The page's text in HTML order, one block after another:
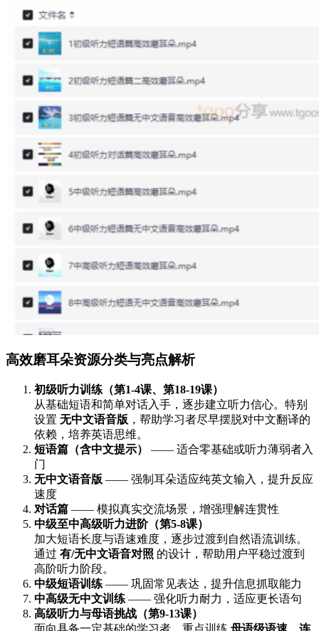
高效磨耳朵资源分类与亮点解析
初级听力训练（第1-4课、第18-19课）
从基础短语和简单对话入手，逐步建立听力信心。特别
设置 无中文语音版 ，帮助学习者尽早摆脱对中文翻译的
依赖，培养英语思维。
短语篇（含中文提示）
—— 适合零基础或听力薄弱者入
门
无中文语音版 —— 强制耳朵适应纯英文输入，提升反应
速度
对话篇 —— 模拟真实交流场景，增强理解连贯性
中级至中高级听力进阶（第5-8课）
加大短语长度与语速难度，逐步过渡到自然语流训练。
通过 有/无中文语音对照 的设计，帮助用户平稳过渡到
高阶听力阶段。
中级短语训练 —— 巩固常见表达，提升信息抓取能力
中高级无中文训练 —— 强化听力耐力，适应更长语句
高级听力与母语挑战（第9-13课）